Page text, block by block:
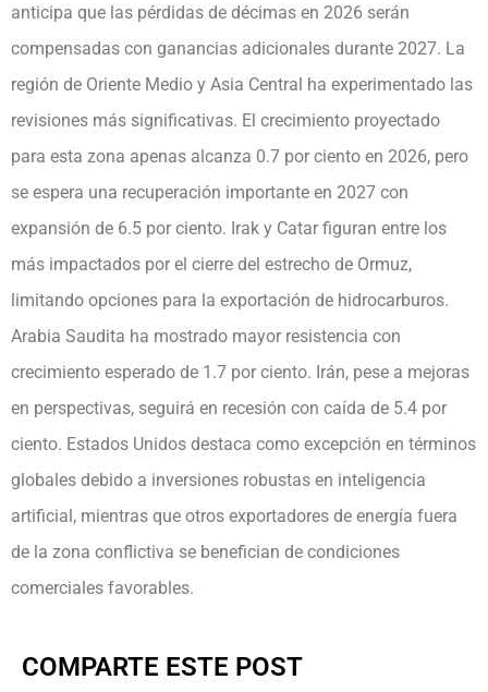
anticipa que las pérdidas de décimas en 2026 serán
compensadas con ganancias adicionales durante 2027. La
región de Oriente Medio y Asia Central ha experimentado las
revisiones más significativas. El crecimiento proyectado
para esta zona apenas alcanza 0.7 por ciento en 2026, pero
se espera una recuperación importante en 2027 con
expansión de 6.5 por ciento. Irak y Catar figuran entre los
más impactados por el cierre del estrecho de Ormuz,
limitando opciones para la exportación de hidrocarburos.
Arabia Saudita ha mostrado mayor resistencia con
crecimiento esperado de 1.7 por ciento. Irán, pese a mejoras
en perspectivas, seguirá en recesión con caída de 5.4 por
ciento. Estados Unidos destaca como excepción en términos
globales debido a inversiones robustas en inteligencia
artificial, mientras que otros exportadores de energía fuera
de la zona conflictiva se benefician de condiciones
comerciales favorables.
COMPARTE ESTE POST